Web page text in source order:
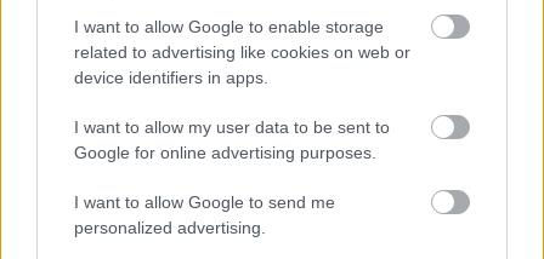
I want to allow Google to enable storage
related to advertising like cookies on web or
device identifiers in apps.
I want to allow my user data to be sent to
Google for online advertising purposes.
I want to allow Google to send me
personalized advertising.
Re: Takto sa rieši málo úložného miesta. V tomto byte
stačil jeden prvok | Môjdom.sk
My napríklad labky utierame hneď pri dverách a doma pred dvere
používame tyčový ETA Terier…
Re: Takto sa rieši málo úložného miesta. V tomto byte
stačil jeden prvok | Môjdom.sk
Ale vždy, keď…